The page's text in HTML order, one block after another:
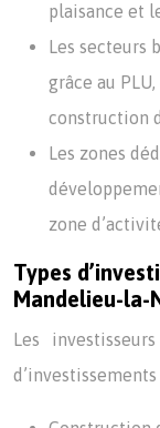
plaisance et
Les secteurs
grâce au
construction
Les zones
zone
Types
Mandelieu-la-
Les